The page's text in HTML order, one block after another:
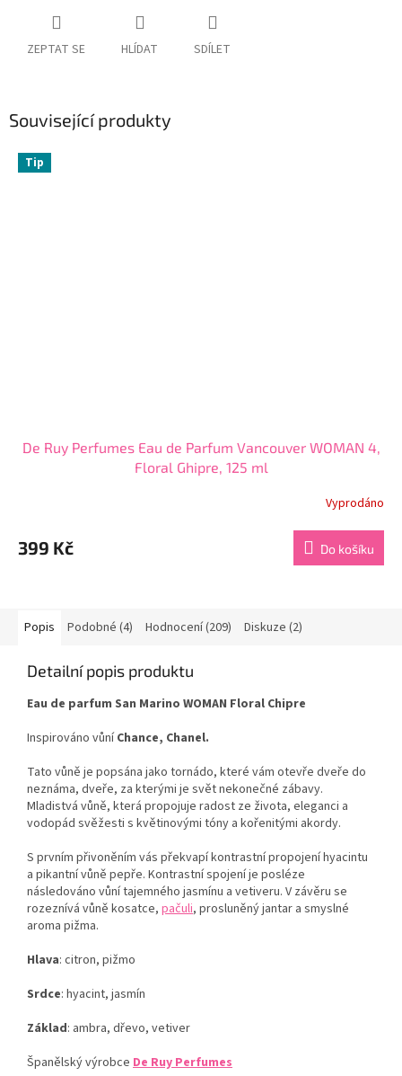
ZEPTAT SE HLÍDAT SDÍLET
Související produkty
Tip
De Ruy Perfumes Eau de Parfum Vancouver WOMAN 4,
Floral Ghipre, 125 ml
produktu
je
hvězdiček.
Vyprodáno
399 Kč Do košíku
Popis Podobné (4) Hodnocení (209) Diskuze (2)
Detailní popis produktu
Eau de parfum San Marino WOMAN Floral Chipre
Inspirováno vůníChance, Chanel.
Tato vůně je popsána jako tornádo, které vám otevře dveře do
neznáma, dveře, za kterými je svět nekonečné zábavy.
Mladistvá vůně, která propojuje radost ze života, eleganci a
vodopád svěžesti s květinovými tóny a kořenitými akordy.
S prvním přivoněním vás překvapí kontrastní propojení hyacintu
a pikantní vůně pepře. Kontrastní spojení je posléze
následováno vůní tajemného jasmínu a vetiveru. V závěru se
rozeznívá vůně kosatce, pačuli, prosluněný jantar a smyslné
aroma pižma.
Hlava: citron, pižmo
Srdce: hyacint, jasmín
Základ: ambra, dřevo, vetiver
Španělský výrobce De Ruy Perfumes